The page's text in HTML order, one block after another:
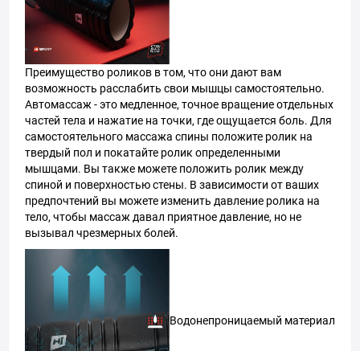
Преимущество роликов в том, что они дают вам
возможность расслабить свои мышцы самостоятельно.
Автомассаж - это медленное, точное вращение отдельных
частей тела и нажатие на точки, где ощущается боль. Для
самостоятельного массажа спины положите ролик на
твердый пол и покатайте ролик определенными
мышцами. Вы также можете положить ролик между
спиной и поверхностью стены. В зависимости от ваших
предпочтений вы можете изменить давление ролика на
тело, чтобы массаж давал приятное давление, но не
вызывал чрезмерных болей.
Водонепроницаемый материал